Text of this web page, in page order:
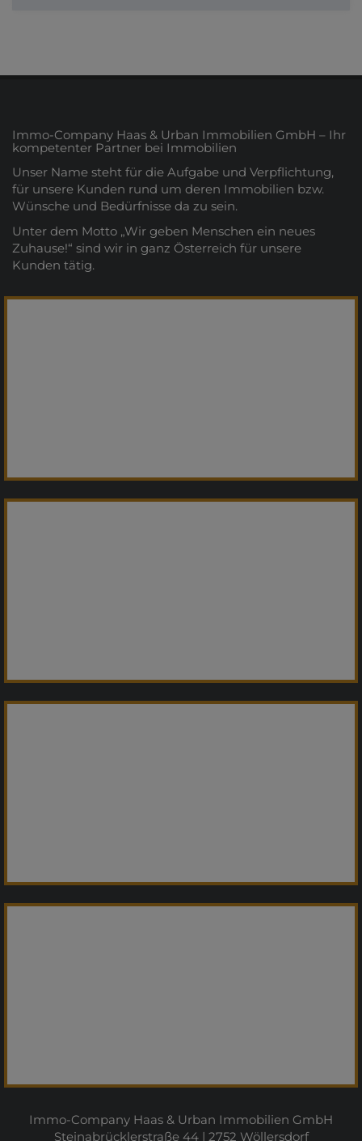
Immo-Company Haas & Urban Immobilien GmbH – Ihr
kompetenter Partner bei Immobilien
Unser Name steht für die Aufgabe und Verpflichtung,
für unsere Kunden rund um deren Immobilien bzw.
Wünsche und Bedürfnisse da zu sein.
Unter dem Motto „Wir geben Menschen ein neues
Zuhause!“ sind wir in ganz Österreich für unsere
Kunden tätig.
Immo-Company Haas & Urban Immobilien GmbH
Steinabrücklerstraße 44 | 2752 Wöllersdorf